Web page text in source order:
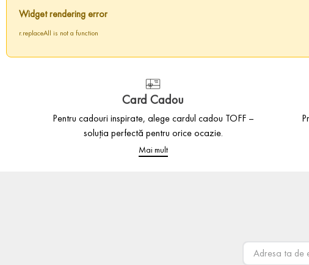
Widget rendering error
r.replaceAll is not a function
Card Cadou
Pentru cadouri inspirate, alege cardul cadou TOFF –
soluția perfectă pentru orice ocazie.
Mai mult